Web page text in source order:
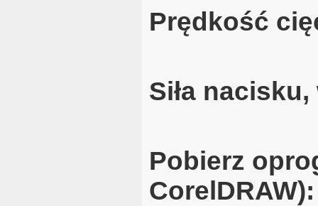
Prędkość
Siła
Pobierz
CorelDRAW):